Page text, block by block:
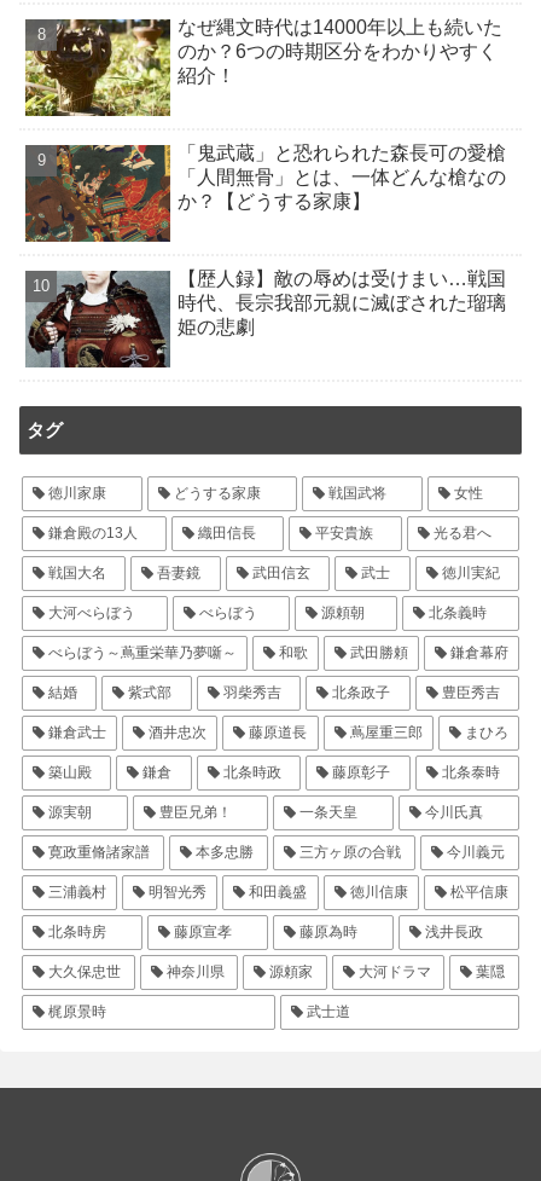
なぜ縄文時代は14000年以上も続いた
のか？6つの時期区分をわかりやすく
紹介！
「鬼武蔵」と恐れられた森長可の愛槍
「人間無骨」とは、一体どんな槍なの
か？【どうする家康】
【歴人録】敵の辱めは受けまい…戦国
時代、長宗我部元親に滅ぼされた瑠璃
姫の悲劇
タグ
徳川家康 どうする家康 戦国武将 女性
鎌倉殿の13人 織田信長 平安貴族 光る君へ
戦国大名 吾妻鏡 武田信玄 武士 徳川実紀
大河べらぼう べらぼう 源頼朝 北条義時
べらぼう～蔦重栄華乃夢噺～ 和歌 武田勝頼 鎌倉幕府
結婚 紫式部 羽柴秀吉 北条政子 豊臣秀吉
鎌倉武士 酒井忠次 藤原道長 蔦屋重三郎 まひろ
築山殿 鎌倉 北条時政 藤原彰子 北条泰時
源実朝 豊臣兄弟！ 一条天皇 今川氏真
寛政重脩諸家譜 本多忠勝 三方ヶ原の合戦 今川義元
三浦義村 明智光秀 和田義盛 徳川信康 松平信康
北条時房 藤原宣孝 藤原為時 浅井長政
大久保忠世 神奈川県 源頼家 大河ドラマ 葉隠
梶原景時 武士道